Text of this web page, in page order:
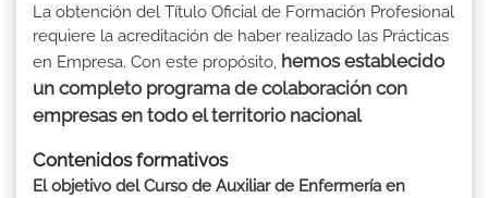
La obtención del Título Oficial de Formación Profesional
requiere la acreditación de haber realizado las Prácticas
en Empresa. Con este propósito, hemos establecido
un completo programa de colaboración con
empresas en todo el territorio nacional
Contenidos formativos
El objetivo del Curso de Auxiliar de Enfermería en